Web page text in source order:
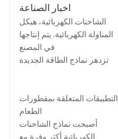
اخبار الصناعة
الشاحنات الكهربائية، هيكل
المناولة الكهربائية. يتم إنتاجها
في المصنع
تزدهر نماذج الطاقة الجديدة
التطبيقات المتعلقة بمقطورات
الطعام
أصبحت نماذج الشاحنات
الكهربائية أكثر وفرة مع